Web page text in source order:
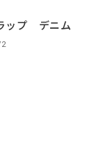
ップ デニム